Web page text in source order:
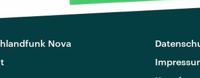
Nova